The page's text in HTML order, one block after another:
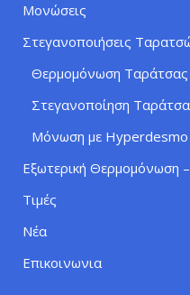
Μονώσεις
Στεγανοποιήσεις
Θερμομόνωση Ταράτσας
Στεγανοποίηση
Μόνωση με Hyperdesmo
Εξωτερική Θερμομόνωση
Τιμές
Νέα
Επικοινωνια